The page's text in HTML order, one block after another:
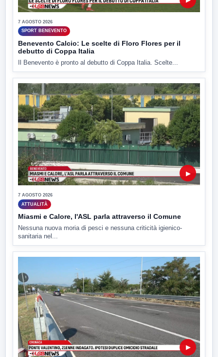
7 AGOSTO 2026
SPORT BENEVENTO
Benevento Calcio: Le scelte di Floro Flores per il
debutto di Coppa Italia
Il Benevento è pronto al debutto di Coppa Italia. Scelte...
▶
7 AGOSTO 2026
ATTUALITÀ
Miasmi e Calore, l'ASL parla attraverso il Comune
Nessuna nuova moria di pesci e nessuna criticità igienico-
sanitaria nel...
▶